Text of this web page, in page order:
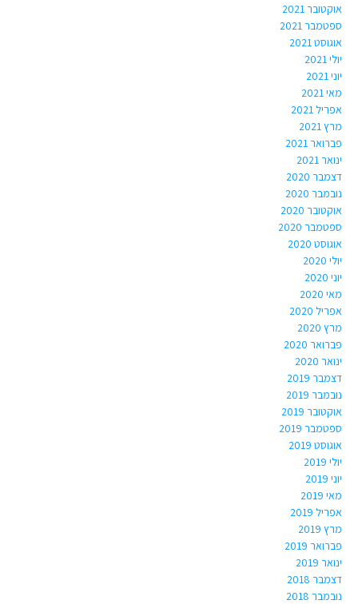
אוקטובר 2021
ספטמבר 2021
אוגוסט 2021
יולי 2021
יוני 2021
מאי 2021
אפריל 2021
מרץ 2021
פברואר 2021
ינואר 2021
דצמבר 2020
נובמבר 2020
אוקטובר 2020
ספטמבר 2020
אוגוסט 2020
יולי 2020
יוני 2020
מאי 2020
אפריל 2020
מרץ 2020
פברואר 2020
ינואר 2020
דצמבר 2019
נובמבר 2019
אוקטובר 2019
ספטמבר 2019
אוגוסט 2019
יולי 2019
יוני 2019
מאי 2019
אפריל 2019
מרץ 2019
פברואר 2019
ינואר 2019
דצמבר 2018
נובמבר 2018